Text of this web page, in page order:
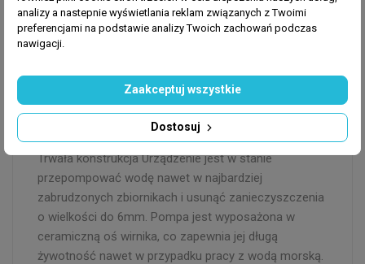
Dzięki temu będzie nadawać się do zastosowania w
dużych zbiornikach taki, jak oczka wodne, stawy,
napowietrzania i filtrowania wody przy dużych
Trwała konstrukcja Urządzenie jest w stanie
przepompować wodę nawet w najbardziej
zabrudzonych zbiornikach i usunąć zanieczyszczenia
o wielkości do 6mm. Pompa jest wyposażona w
ceramiczną oś wirnika, co zapewnia jej długą
żywotność nawet w przypadku pracy z wodą morską.
analizy a nastepnie wyświetlania reklam związanych z Twoimi
preferencjami na podstawie analizy Twoich zachowań podczas
nawigacji.
Dostosuj
Zaakceptuj wszystkie